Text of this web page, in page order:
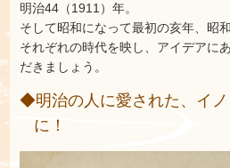
明治44（1911）年。
そして昭和になって最初の亥年、昭
それぞれの時代を映し、アイデアに
だきましょう。
◆明治の人に愛された、イ
に！